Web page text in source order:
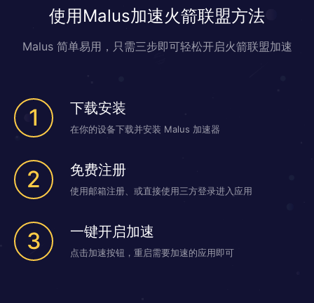
使用Malus加速火箭联盟方法
Malus 简单易用，只需三步即可轻松开启火箭联盟加速
1 下载安装
在你的设备下载并安装 Malus 加速器
2 免费注册
使用邮箱注册、或直接使用三方登录进入应用
3 一键开启加速
点击加速按钮，重启需要加速的应用即可